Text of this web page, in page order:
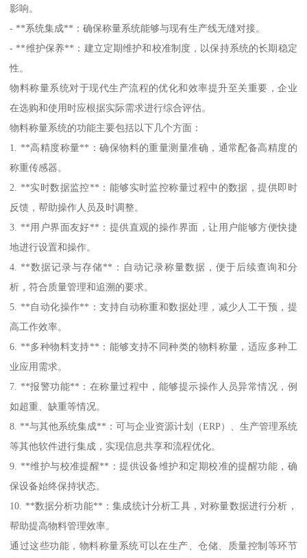
影响。
- **系统集成**：确保称量系统能够与现有生产线无缝对接。
- **维护保养**：建立定期维护和校准制度，以保持系统的长期稳定
性。
物料称量系统对于现代生产流程的优化和效率提升至关重要，企业
在选购和使用时应根据实际需求进行综合评估。
物料称量系统的功能主要包括以下几个方面：
1. **高精度称量**：确保物料的重量测量准确，通常配备高精度的
称重传感器。
2. **实时数据监控**：能够实时监控称量过程中的数据，提供即时
反馈，帮助操作人员及时调整。
3. **用户界面友好**：提供直观的操作界面，让用户能够方便快捷
地进行设置和操作。
4. **数据记录与存储**：自动记录称量数据，便于后续查询和分
析，符合质量管理和追溯的要求。
5. **自动化操作**：支持自动称重和数据处理，减少人工干预，提
高工作效率。
6. **多种物料支持**：能够支持不同种类的物料称量，适应多种工
业应用需求。
7. **报警功能**：在称量过程中，能够提示操作人员异常情况，例
如超重、缺重等情况。
8. **与其他系统集成**：可与企业资源计划（ERP）、生产管理系统
等其他软件进行集成，实现信息共享和流程优化。
9. **维护与校准提醒**：提供设备维护和定期校准的提醒功能，确
保设备始终保持状态。
10. **数据分析功能**：集成统计分析工具，对称量数据进行分析，
帮助提高物料管理效率。
通过这些功能，物料称量系统可以在生产、仓储、质量控制等环节